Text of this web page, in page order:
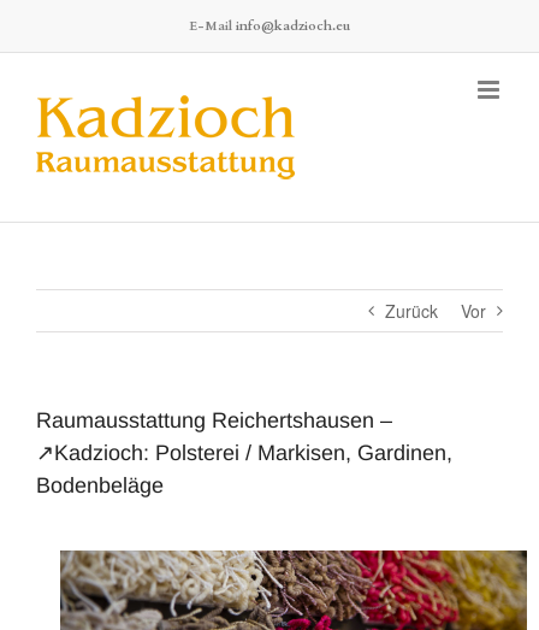
springen
E-Mail info@kadzioch.eu
Zurück Vor
Raumausstattung Reichertshausen –
↗️Kadzioch: Polsterei / Markisen, Gardinen,
Bodenbeläge